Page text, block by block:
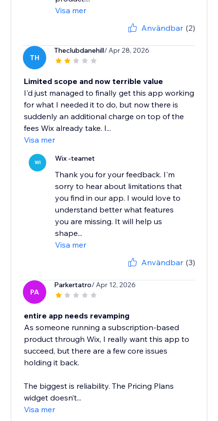
Visa mer
Användbar (2)
TH
Theclubdanehill/ Apr 28, 2026
Limited scope and now terrible value
I'd just managed to finally get this app working
for what I needed it to do, but now there is
suddenly an additional charge on top of the
fees Wix already take. I...
Visa mer
WI Wix -teamet
Thank you for your feedback. I'm
sorry to hear about limitations that
you find in our app. I would love to
understand better what features
you are missing. It will help us
shape...
Visa mer
Användbar (3)
PA
Parkertatro/ Apr 12, 2026
entire app needs revamping
As someone running a subscription-based
product through Wix, I really want this app to
succeed, but there are a few core issues
holding it back.
The biggest is reliability. The Pricing Plans
widget doesn’t...
Visa mer